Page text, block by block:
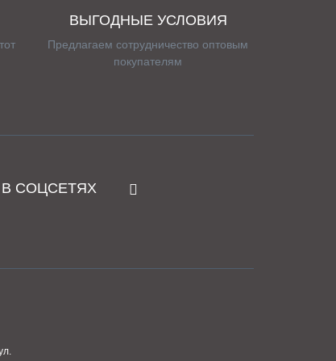
ВЫГОДНЫЕ УСЛОВИЯ
Предлагаем сотрудничество оптовым
покупателям
СОЦСЕТЯХ